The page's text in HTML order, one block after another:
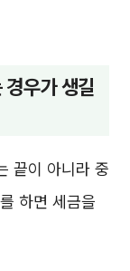
경우가 생길
끝이 아니라 중
하면 세금을